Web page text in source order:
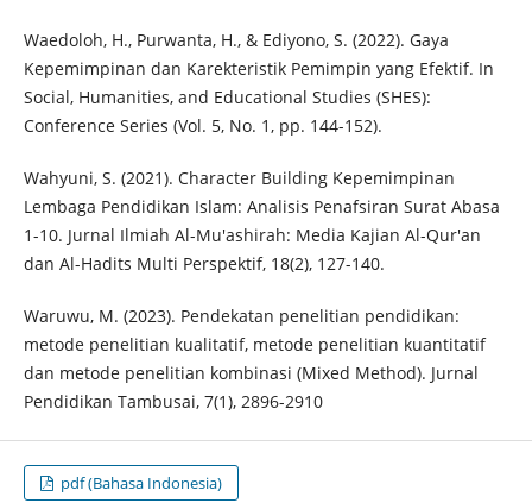
Waedoloh, H., Purwanta, H., & Ediyono, S. (2022). Gaya
Kepemimpinan dan Karekteristik Pemimpin yang Efektif. In
Social, Humanities, and Educational Studies (SHES):
Conference Series (Vol. 5, No. 1, pp. 144-152).
Wahyuni, S. (2021). Character Building Kepemimpinan
Lembaga Pendidikan Islam: Analisis Penafsiran Surat Abasa
1-10. Jurnal Ilmiah Al-Mu'ashirah: Media Kajian Al-Qur'an
dan Al-Hadits Multi Perspektif, 18(2), 127-140.
Waruwu, M. (2023). Pendekatan penelitian pendidikan:
metode penelitian kualitatif, metode penelitian kuantitatif
dan metode penelitian kombinasi (Mixed Method). Jurnal
Pendidikan Tambusai, 7(1), 2896-2910
pdf (Bahasa Indonesia)